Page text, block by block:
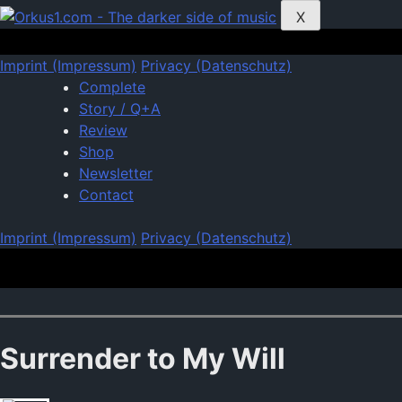
Zum
Inhalt
springen
X
Imprint (Impressum) Privacy (Datenschutz)
Complete
Story / Q+A
Review
Shop
Newsletter
Contact
Imprint (Impressum) Privacy (Datenschutz)
Surrender to My Will